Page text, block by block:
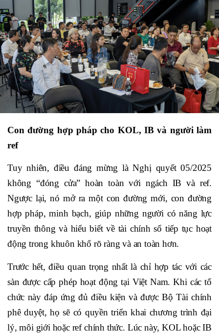
Con đường hợp pháp cho KOL, IB và người làm
ref
Tuy nhiên, điều đáng mừng là Nghị quyết 05/2025
không “đóng cửa” hoàn toàn với ngách IB và ref.
Ngược lại, nó mở ra một con đường mới, con đường
hợp pháp, minh bạch, giúp những người có năng lực
truyền thông và hiểu biết về tài chính số tiếp tục hoạt
động trong khuôn khổ rõ ràng và an toàn hơn.
Trước hết, điều quan trọng nhất là chỉ hợp tác với các
sàn được cấp phép hoạt động tại Việt Nam. Khi các tổ
chức này đáp ứng đủ điều kiện và được Bộ Tài chính
phê duyệt, họ sẽ có quyền triển khai chương trình đại
lý, môi giới hoặc ref chính thức. Lúc này, KOL hoặc IB